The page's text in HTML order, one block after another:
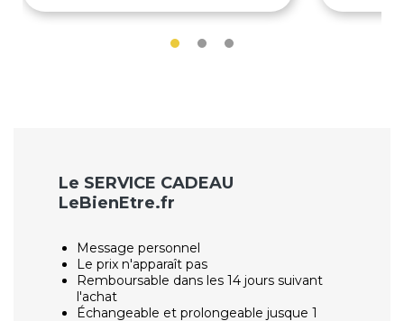
Le SERVICE CADEAU
LeBienEtre.fr
Message personnel
Le prix n'apparaît pas
Remboursable dans les 14 jours suivant
l'achat
Échangeable et prolongeable jusque 1